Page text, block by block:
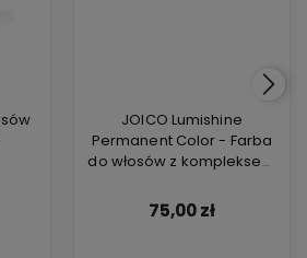
JOICO Lumishine
Permanent Color - Farba
do włosów z kompleksem
włosy 74ml
75,00 zł